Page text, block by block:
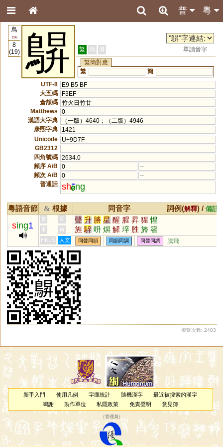
粵
普
鳥
196
8
(19)
鵿 繁 簡 港
單讀音字
繁簡對應
繁
簡
UTF-8
E9 B5 BF
大五碼
F3EF
倉頡碼 竹火日竹廿
Matthews
0
漢語大字典
（一版）4640；（二版）4946
康熙字典
1421
Unicode
U+9D7F
GB2312
四角號碼 2634.0
頻序 A/B
0
--
頻次 A/B
0
--
普通話 sh ng
粵語音節 & 根據 同音字 詞例(解釋) / 備註
sing1
黃 周 聲 升 勝 星 醒 腥 昇 猩 惺
旌 騂 呏 焺 觲 垶 胜 旍 箵
煋 瑆 狌 陞
李
何
HKLS
人文 同聲同韻 同韻同調 同聲同調 騰飛
瀏覽次數: 2403
新手入門 使用凡例 字庫統計 隨機漢字
最近被搜索的漢字
鳴謝
製作單位 私隱政策 免責聲明 意見簿
（管理員 ）